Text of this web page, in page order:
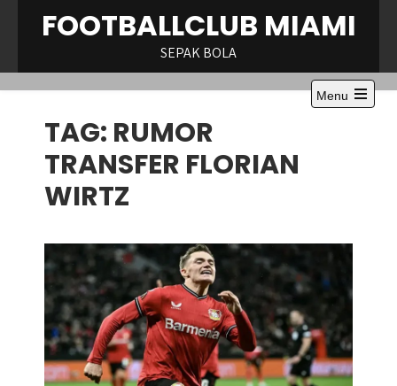
FOOTBALLCLUB MIAMI
SEPAK BOLA
Menu
Open
TAG: RUMOR
TRANSFER FLORIAN
WIRTZ